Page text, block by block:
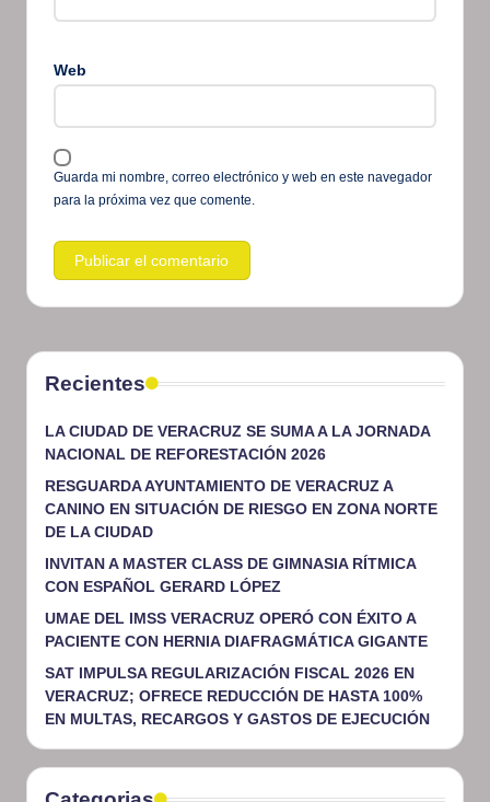
Web
Guarda mi nombre, correo electrónico y web en este navegador
para la próxima vez que comente.
Recientes
LA CIUDAD DE VERACRUZ SE SUMA A LA JORNADA
NACIONAL DE REFORESTACIÓN 2026
RESGUARDA AYUNTAMIENTO DE VERACRUZ A
CANINO EN SITUACIÓN DE RIESGO EN ZONA NORTE
DE LA CIUDAD
INVITAN A MASTER CLASS DE GIMNASIA RÍTMICA
CON ESPAÑOL GERARD LÓPEZ
UMAE DEL IMSS VERACRUZ OPERÓ CON ÉXITO A
PACIENTE CON HERNIA DIAFRAGMÁTICA GIGANTE
SAT IMPULSA REGULARIZACIÓN FISCAL 2026 EN
VERACRUZ; OFRECE REDUCCIÓN DE HASTA 100%
EN MULTAS, RECARGOS Y GASTOS DE EJECUCIÓN